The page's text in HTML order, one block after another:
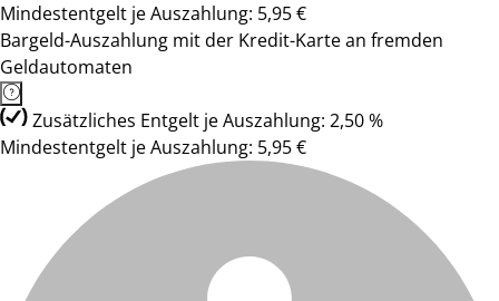
Mindestentgelt je Auszahlung: 5,95 €
Bargeld-Auszahlung mit der Kredit-Karte an fremden
Geldautomaten
Zusätzliches Entgelt je Auszahlung: 2,50 %
Mindestentgelt je Auszahlung: 5,95 €